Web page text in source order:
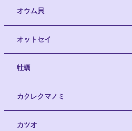
オウム貝
オットセイ
牡蠣
カクレクマノミ
カツオ